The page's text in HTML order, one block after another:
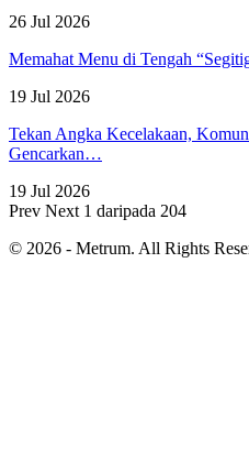
26 Jul 2026
Memahat Menu di Tengah
19 Jul 2026
Tekan Angka Kecelakaan,
Gencarkan…
19 Jul 2026
Prev Next 1 daripada 204
© 2026 - Metrum. All Rights